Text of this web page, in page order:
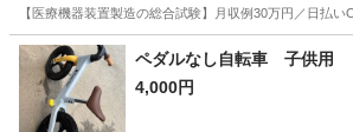
【医療機器装置製造の総合試験】月収例30万円／日払
山梨 その他
ペダルなし自転車 子供用
4,000円